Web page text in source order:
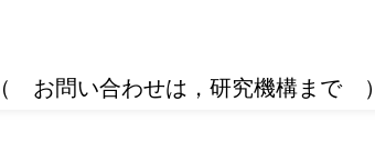
（ お問い合わせは，研究機構まで ）